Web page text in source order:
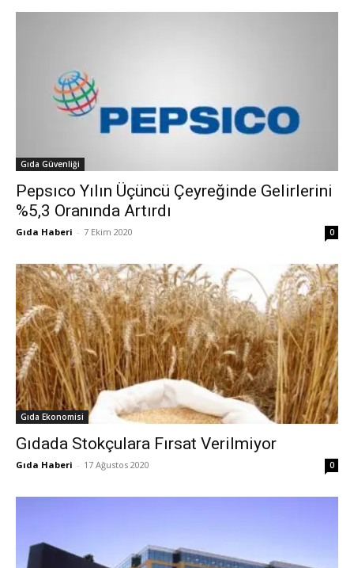
Gıda Güvenliği
Pepsıco Yılın Üçüncü Çeyreğinde Gelirlerini
%5,3 Oranında Artırdı
Gıda Haberi - 7 Ekim 2020 0
Gıda Ekonomisi
Gıdada Stokçulara Fırsat Verilmiyor
Gıda Haberi - 17 Ağustos 2020 0